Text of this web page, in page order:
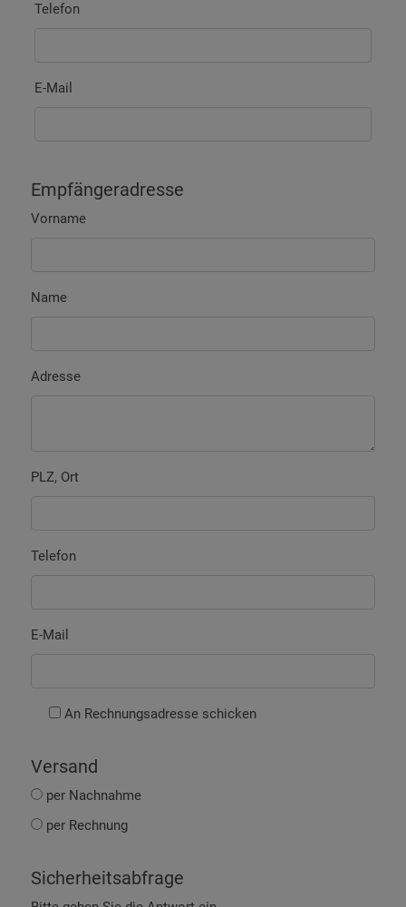
Telefon
E-Mail
Empfängeradresse
Vorname
Name
Adresse
PLZ, Ort
Telefon
E-Mail
An Rechnungsadresse schicken
Versand
per Nachnahme
per Rechnung
Sicherheitsabfrage